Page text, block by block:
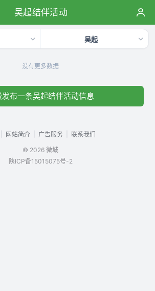
吴起结伴活动
吴起
没有更多数据
发布一条吴起结伴活动信息
网站简介 广告服务
联系我们
© 2026 微城
陕ICP备15015075号-2